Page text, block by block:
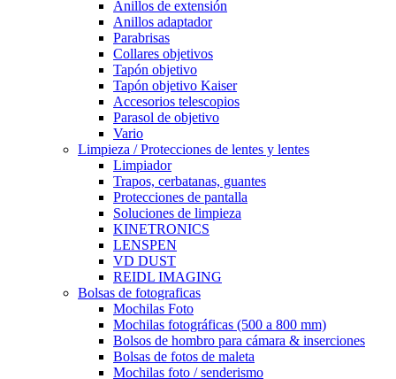
Anillos de extensión
Anillos adaptador
Parabrisas
Collares objetivos
Tapón objetivo
Tapón objetivo Kaiser
Accesorios telescopios
Parasol de objetivo
Vario
Limpieza / Protecciones de lentes y lentes
Limpiador
Trapos, cerbatanas, guantes
Protecciones de pantalla
Soluciones de limpieza
KINETRONICS
LENSPEN
VD DUST
REIDL IMAGING
Bolsas de fotograficas
Mochilas Foto
Mochilas fotográficas (500 a 800 mm)
Bolsos de hombro para cámara & inserciones
Bolsas de fotos de maleta
Mochilas foto / senderismo